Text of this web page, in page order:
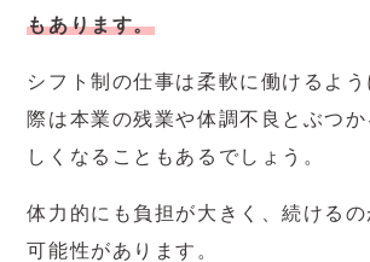
もあります。
シフト制の仕事は柔軟に働けるよ
際は本業の残業や体調不良とぶつ
しくなることもあるでしょう。
体力的にも負担が大きく、続けるの
可能性があります。